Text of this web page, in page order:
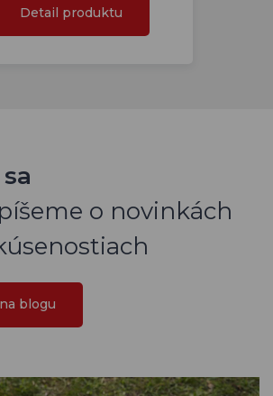
Detail produktu
o novinkách
blogu